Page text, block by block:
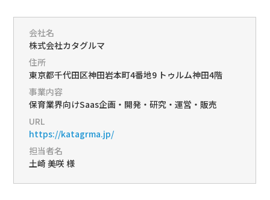
会社名
株式会社カタグルマ
住所
東京都千代田区神田岩本町4番地9 トゥルム神田4階
事業内容
保育業界向けSaas企画・開発・研究・運営・販売
URL
https://katagrma.jp/
担当者名
土崎 美咲 様